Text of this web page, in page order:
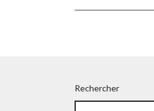
Rechercher